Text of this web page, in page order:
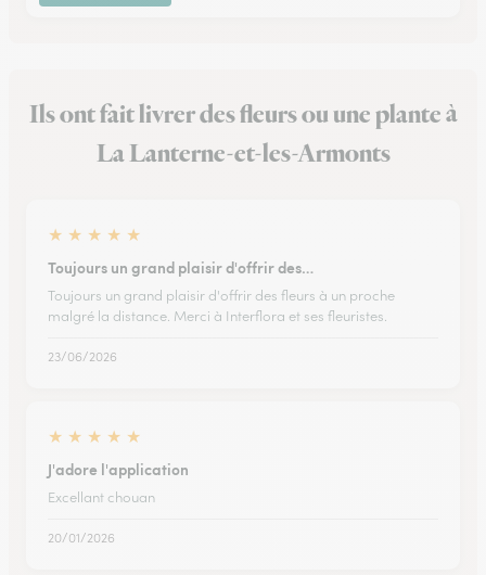
Ils ont fait livrer des fleurs ou une plante à
La Lanterne-et-les-Armonts
★ ★ ★ ★ ★
Toujours un grand plaisir d'offrir des…
Toujours un grand plaisir d'offrir des fleurs à un proche
malgré la distance. Merci à Interflora et ses fleuristes.
23/06/2026
★ ★ ★ ★ ★
J'adore l'application
Excellant chouan
20/01/2026